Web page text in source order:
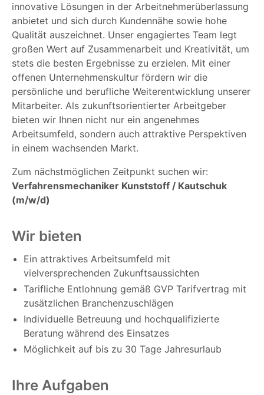
innovative Lösungen in der Arbeitnehmerüberlassung
anbietet und sich durch Kundennähe sowie hohe
Qualität auszeichnet. Unser engagiertes Team legt
großen Wert auf Zusammenarbeit und Kreativität, um
stets die besten Ergebnisse zu erzielen. Mit einer
offenen Unternehmenskultur fördern wir die
persönliche und berufliche Weiterentwicklung unserer
Mitarbeiter. Als zukunftsorientierter Arbeitgeber
bieten wir Ihnen nicht nur ein angenehmes
Arbeitsumfeld, sondern auch attraktive Perspektiven
in einem wachsenden Markt.
Zum nächstmöglichen Zeitpunkt suchen wir:
Verfahrensmechaniker Kunststoff / Kautschuk
(m/w/d)
Wir bieten
Ein attraktives Arbeitsumfeld mit
vielversprechenden Zukunftsaussichten
Tarifliche Entlohnung gemäß GVP Tarifvertrag mit
zusätzlichen Branchenzuschlägen
Individuelle Betreuung und hochqualifizierte
Beratung während des Einsatzes
Möglichkeit auf bis zu 30 Tage Jahresurlaub
Ihre Aufgaben